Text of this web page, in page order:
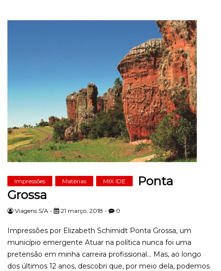
Impressões Matérias MIX IDE
Ponta
Grossa
Viagens S/A - 21 março, 2018 - 0
Impressões por Elizabeth Schimidt Ponta Grossa, um
município emergente Atuar na política nunca foi uma
pretensão em minha carreira profissional… Mas, ao longo
dos últimos 12 anos, descobri que, por meio dela, podemos